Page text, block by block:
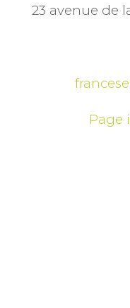
23 avenue de
Page